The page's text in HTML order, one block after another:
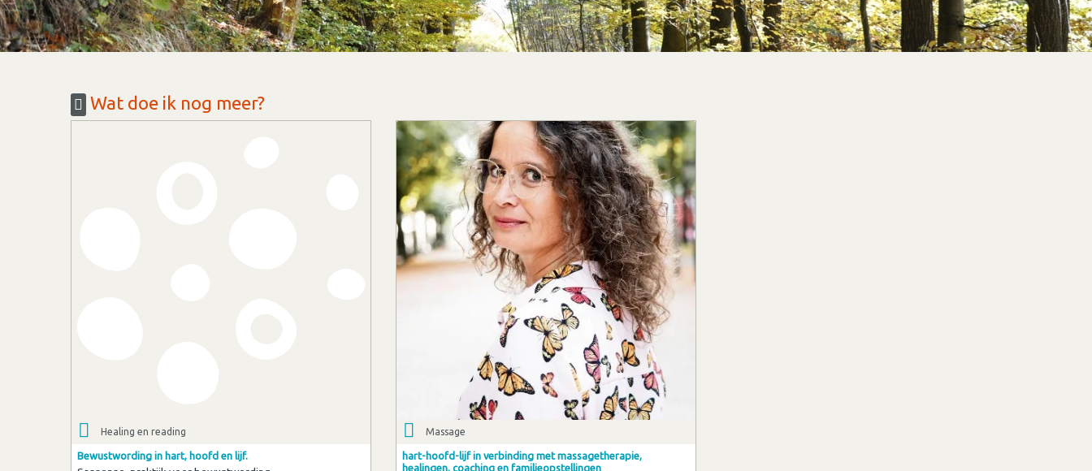
Wat doe ik nog meer?
Healing en reading
Bewustwording in hart, hoofd en lijf.
Massage
hart-hoofd-lijf in verbinding met massagetherapie,
healingen, coaching en familieopstellingen